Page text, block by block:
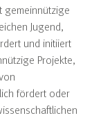
gemeinnützige
Jugend,
und initiiert
Projekte,
fördert oder